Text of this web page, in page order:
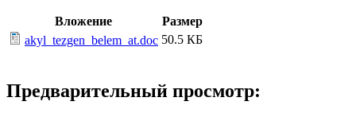
Вложение
Размер
akyl_tezgen_belem_at.doc 50.5 КБ
Предварительный просмотр: